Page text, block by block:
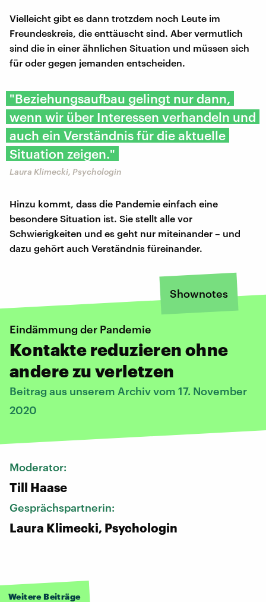
Vielleicht gibt es dann trotzdem noch Leute im
Freundeskreis, die enttäuscht sind. Aber vermutlich
sind die in einer ähnlichen Situation und müssen sich
für oder gegen jemanden entscheiden.
"Beziehungsaufbau gelingt nur dann,
wenn wir über Interessen verhandeln und
auch ein Verständnis für die aktuelle
Situation zeigen."
Laura Klimecki, Psychologin
Hinzu kommt, dass die Pandemie einfach eine
besondere Situation ist. Sie stellt alle vor
Schwierigkeiten und es geht nur miteinander – und
dazu gehört auch Verständnis füreinander.
Shownotes
Eindämmung der Pandemie
Kontakte reduzieren ohne
andere zu verletzen
Beitrag aus unserem Archiv vom 17. November
2020
Moderator:
Till Haase
Gesprächspartnerin:
Laura Klimecki, Psychologin
Weitere Beiträge